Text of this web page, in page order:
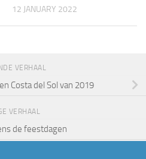
12 JANUARY 2022
VERHAAL
Costa del Sol van 2019
VERHAAL
de feestdagen